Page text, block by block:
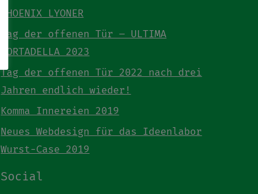
PHOENIX LYONER
Tag der offenen Tür – ULTIMA
MORTADELLA 2023
Tag der offenen Tür 2022 nach drei
Jahren endlich wieder!
Komma Innereien 2019
Neues Webdesign für das Ideenlabor
Wurst-Case 2019
Social